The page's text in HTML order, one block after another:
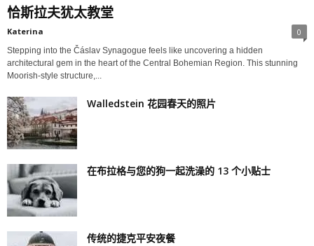
恰斯拉夫犹太教堂
Katerina 0
Stepping into the Čáslav Synagogue feels like uncovering a hidden
architectural gem in the heart of the Central Bohemian Region. This stunning
Moorish-style structure,...
Walledstein 花园春天的照片
在布拉格与您的狗一起洗澡的 13 个小贴士
传统的捷克平安夜餐